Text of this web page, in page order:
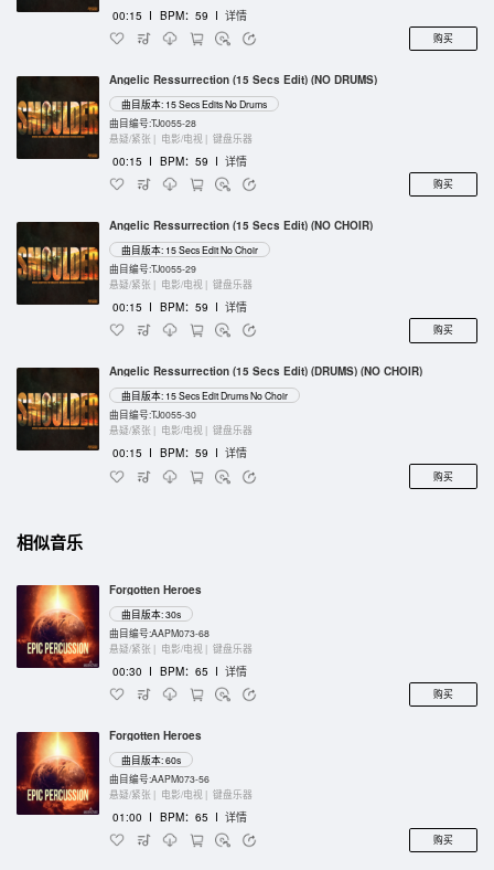
00:15 I BPM：59 I 详情
购买
Angelic Ressurrection (15 Secs Edit) (NO DRUMS)
曲目版本: 15 Secs Edits No Drums
曲目编号:TJ0055-28
悬疑/紧张 | 电影/电视 | 键盘乐器
00:15 I BPM：59 I 详情
购买
Angelic Ressurrection (15 Secs Edit) (NO CHOIR)
曲目版本: 15 Secs Edit No Choir
曲目编号:TJ0055-29
悬疑/紧张 | 电影/电视 | 键盘乐器
00:15 I BPM：59 I 详情
购买
Angelic Ressurrection (15 Secs Edit) (DRUMS) (NO CHOIR)
曲目版本: 15 Secs Edit Drums No Choir
曲目编号:TJ0055-30
悬疑/紧张 | 电影/电视 | 键盘乐器
00:15 I BPM：59 I 详情
购买
相似音乐
Forgotten Heroes
曲目版本: 30s
曲目编号:AAPM073-68
悬疑/紧张 | 电影/电视 | 键盘乐器
00:30 I BPM：65 I 详情
购买
Forgotten Heroes
曲目版本: 60s
曲目编号:AAPM073-56
悬疑/紧张 | 电影/电视 | 键盘乐器
01:00 I BPM：65 I 详情
购买